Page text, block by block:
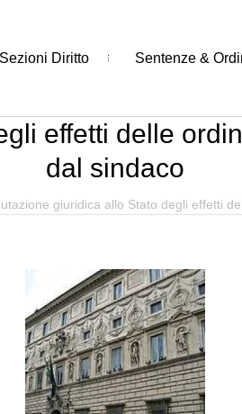
Sezioni Diritto Sentenze &
effetti delle
dal sindaco
giuridica allo Stato degli effetti